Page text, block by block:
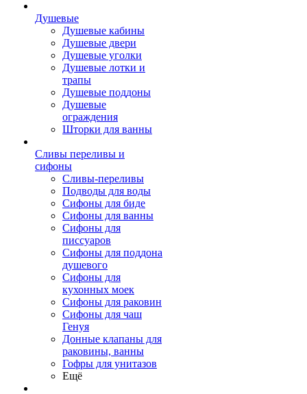
Душевые
Душевые кабины
Душевые двери
Душевые уголки
Душевые лотки и
трапы
Душевые поддоны
Душевые
ограждения
Шторки для ванны
Сливы переливы и
сифоны
Сливы-переливы
Подводы для воды
Сифоны для биде
Сифоны для ванны
Сифоны для
писсуаров
Сифоны для поддона
душевого
Сифоны для
кухонных моек
Сифоны для раковин
Сифоны для чаш
Генуя
Донные клапаны для
раковины, ванны
Гофры для унитазов
Ещё